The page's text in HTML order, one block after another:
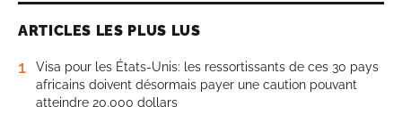
ARTICLES LES PLUS LUS
1
Visa pour les États-Unis: les ressortissants de ces 30 pays
africains doivent désormais payer une caution pouvant
atteindre 20.000 dollars